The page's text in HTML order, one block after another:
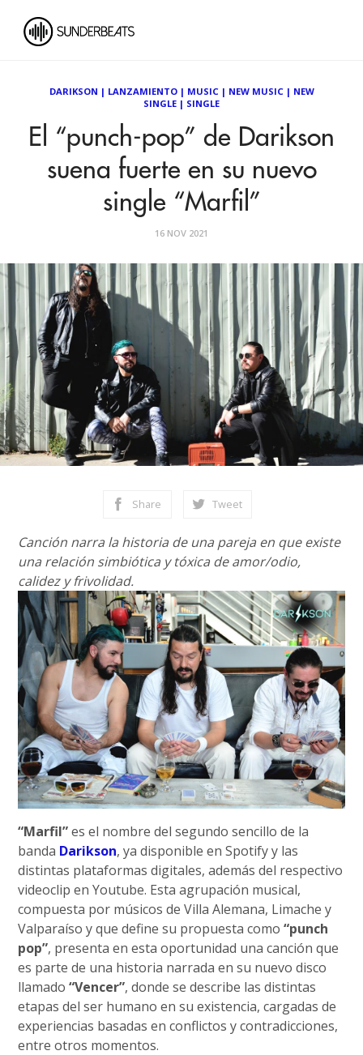
DARIKSON | LANZAMIENTO| MUSIC| NEW MUSIC| NEW
SINGLE | SINGLE
El “punch-pop” de Darikson
suena fuerte en su nuevo
single “Marfil”
16 NOV 2021
Share Tweet
Canción narra la historia de una pareja en que existe
una relación simbiótica y tóxica de amor/odio,
calidez y frivolidad.
“Marfil”es el nombre del segundo sencillo de la
banda Darikson, ya disponible en Spotify y las
distintas plataformas digitales, además del respectivo
videoclip en Youtube. Esta agrupación musical,
compuesta por músicos de Villa Alemana, Limache y
Valparaíso y que define su propuesta como“punch
pop”, presenta en esta oportunidad una canción que
es parte de una historia narrada en su nuevo disco
llamado“Vencer”, donde se describe las distintas
etapas del ser humano en su existencia, cargadas de
experiencias basadas en conflictos y contradicciones,
entre otros momentos.